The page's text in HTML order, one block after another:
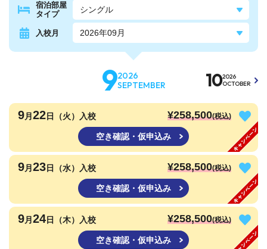
宿泊部屋
タイプ
入校月
92026
SEPTEMBER
102026
OCTOBER
9月 22日（火）入校 ¥258,500(税込)
空き確認・仮申込み
9月 23日（水）入校 ¥258,500(税込)
空き確認・仮申込み
9月 24日（木）入校 ¥258,500(税込)
空き確認・仮申込み